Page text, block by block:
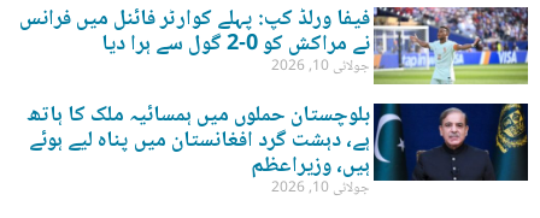
فیفا ورلڈ کپ: پہلے کوارٹر فائنل میں فرانس
نے مراکش کو 0-2 گول سے ہرا دیا
جولائی 10, 2026
بلوچستان حملوں میں ہمسائیہ ملک کا ہاتھ
ہے، دہشت گرد افغانستان میں پناہ لیے ہوئے
ہیں، وزیراعظم
جولائی 10, 2026